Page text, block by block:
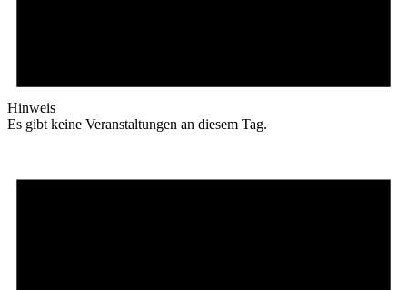
Hinweis
Es gibt keine Veranstaltungen an diesem Tag.